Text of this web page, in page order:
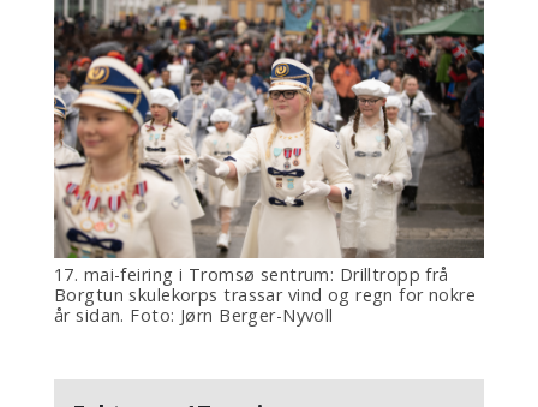
17. mai-feiring i Tromsø sentrum: Drilltropp frå
Borgtun skulekorps trassar vind og regn for nokre
år sidan. Foto: Jørn Berger-Nyvoll